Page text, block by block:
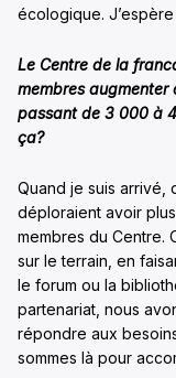
écologique.
Le Centre de la
membres augmenter
passant de 3 000 à
ça?
Quand je suis arrivé,
déploraient avoir plus
membres du Centre.
sur le terrain, en
le forum ou la
partenariat, nous
répondre aux
sommes là pour